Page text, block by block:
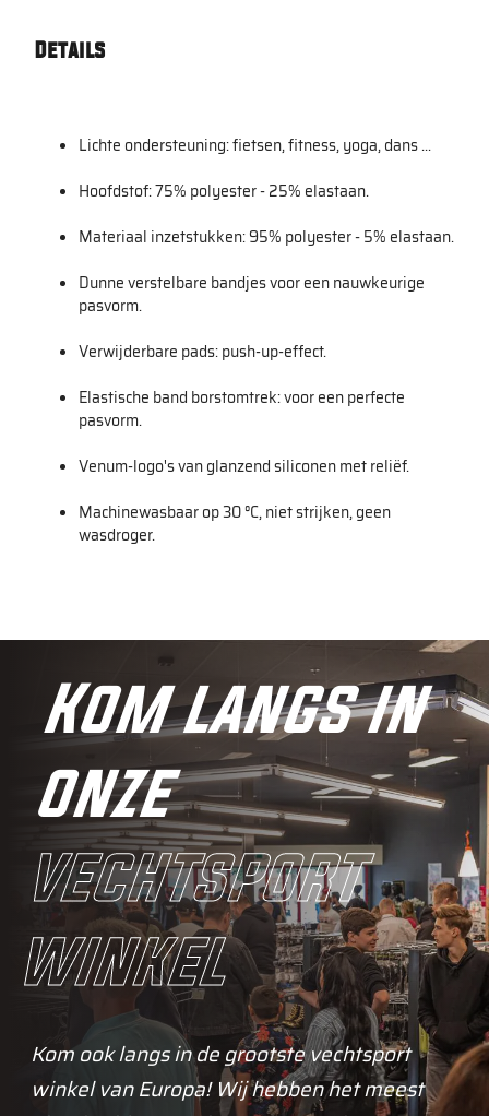
Details
Lichte ondersteuning: fietsen, fitness, yoga, dans ...
Hoofdstof: 75% polyester - 25% elastaan.
Materiaal inzetstukken: 95% polyester - 5% elastaan.
Dunne verstelbare bandjes voor een nauwkeurige
pasvorm.
Verwijderbare pads: push-up-effect.
Elastische band borstomtrek: voor een perfecte
pasvorm.
Venum-logo's van glanzend siliconen met reliëf.
Machinewasbaar op 30 °C, niet strijken, geen
wasdroger.
Kom langs in
onze
vechtsport
winkel
Kom ook langs in de grootste vechtsport
winkel van Europa! Wij hebben het meest